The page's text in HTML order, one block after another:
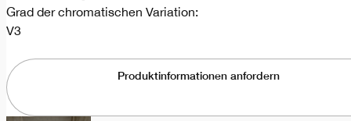
Grad der chromatischen Variation:
V3
Produktinformationen anfordern